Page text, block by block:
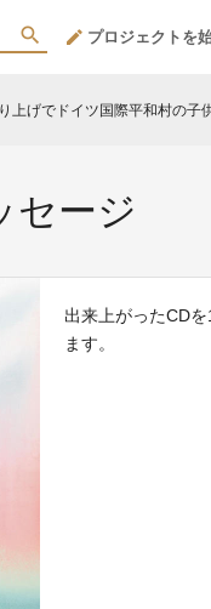
プロジェクトを
上げでドイツ国際平和村の子
セージ
出来上がったCD
ます。